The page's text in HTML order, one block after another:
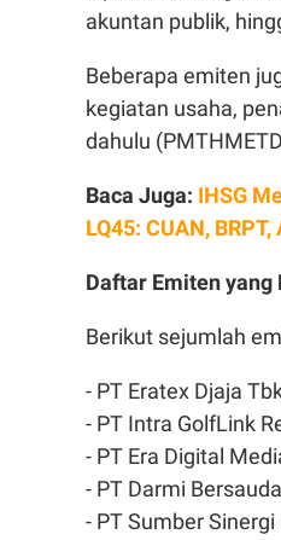
akuntan publik,
Beberapa emiten
kegiatan usaha,
dahulu
Baca Juga: IHSG
LQ45: CUAN, BRPT,
Daftar Emiten yang
Berikut sejumlah
- PT Eratex Djaja
- PT Intra GolfLink
- PT Era Digital
- PT Darmi
- PT Sumber